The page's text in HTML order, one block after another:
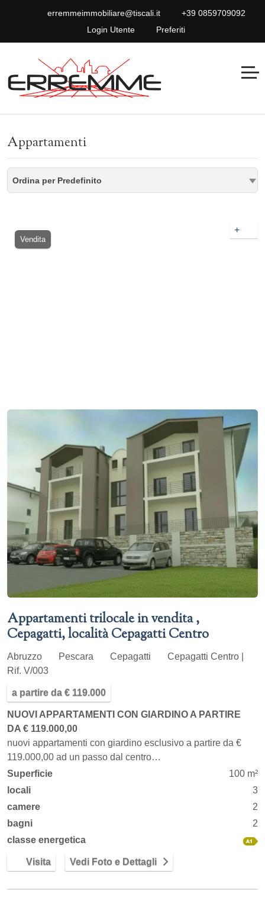
erremmeimmobiliare@tiscali.it
+39 0859709092
Login Utente
Preferiti
Appartamenti
Ordina per Predefinito
Vendita
+
Appartamenti trilocale in vendita ,
Cepagatti, località Cepagatti Centro
Abruzzo Pescara Cepagatti
Cepagatti Centro |
Rif. V/003
a partire da € 119.000
NUOVI APPARTAMENTI CON GIARDINO A PARTIRE
DA € 119.000,00
nuovi appartamenti con giardino esclusivo a partire da €
119.000,00 ad un passo dal centro…
Superficie
100 m²
locali
3
camere
2
bagni
2
classe energetica
Visita Vedi Foto e Dettagli